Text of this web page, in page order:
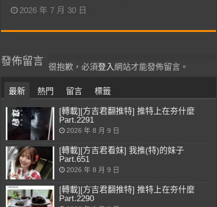
2026 年 7 月 30 日
發佈留言
很抱歉，必須登入網站才能發佈留言。
最新 熱門 留言 標籤
[轉載][方吉君翻推特] 推特上在夯什麼
Part.2291
2026 年 8 月 9 日
[轉載][方吉君看妹] 我推(特)的妹子
Part.651
2026 年 8 月 9 日
[轉載][方吉君翻推特] 推特上在夯什麼
Part.2290